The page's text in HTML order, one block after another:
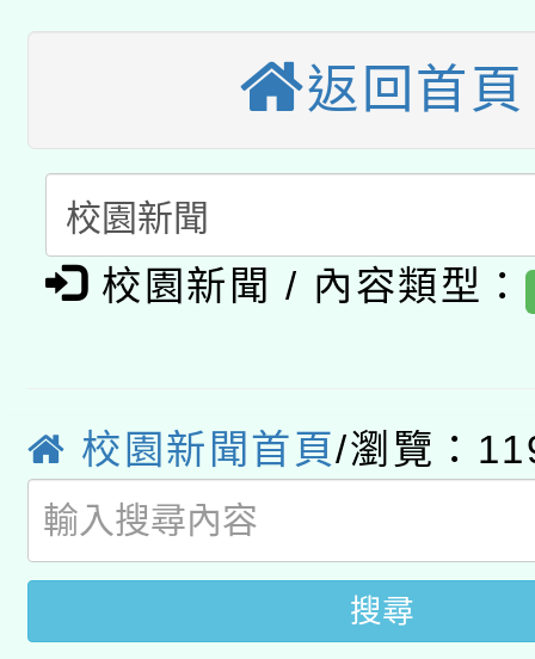
接種之民眾」措施，延
月28日止
用水績優單位及節水達
桃園市孔廟祈福系列
開 智慧啟航」
「2026桃園藝術巡演
關事宜
國立臺灣師範大學辦理
年度健康促進學校輔導
函轉國家教育研究院中
原住民族教育政策研討
轉知教育部國民及學前
新北市政府教育局辦
方素養工作坊新北場」
函轉國立臺灣師範大學
「族語學習班」招生簡
文教學共融平台-教案
件」活動簡章
教育部國民及學前教育
年度COVID-19疫苗接
接種對象擴大為「滿6
接種之民眾」措施，延
返回首頁
校園新聞 / 內容類型：
校園新聞首頁/瀏覽：
搜尋